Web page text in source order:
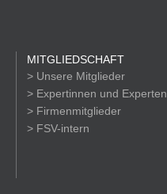
MITGLIEDSCHAFT
> Unsere Mitglieder
> Expertinnen und Experten
> Firmenmitglieder
> FSV-intern